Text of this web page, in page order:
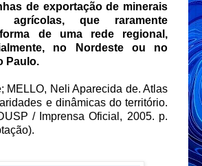
de exportação de minerais
que raramente
de uma rede regional,
no Nordeste ou no
Paulo.
MELLO, Neli Aparecida de. Atlas
e dinâmicas do território.
/ Imprensa Oficial, 2005. p.